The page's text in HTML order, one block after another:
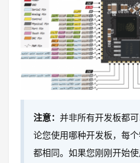
注意： 并非所有开发板都
论您使用哪种开发板，每
都相同。如果您刚刚开始